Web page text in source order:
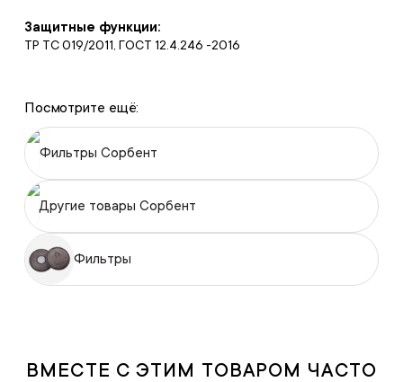
Защитные функции:
ТР ТС 019/2011, ГОСТ 12.4.246 -2016
Посмотрите ещё:
Фильтры Сорбент
Другие товары Сорбент
Фильтры
ВМЕСТЕ С ЭТИМ ТОВАРОМ ЧАСТО